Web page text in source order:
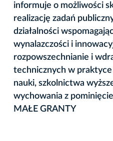
informuje o możliwości
realizację zadań
działalności
wynalazczości i
rozpowszechnianie i
technicznych w praktyce
nauki, szkolnictwa
wychowania z
MAŁE GRANTY